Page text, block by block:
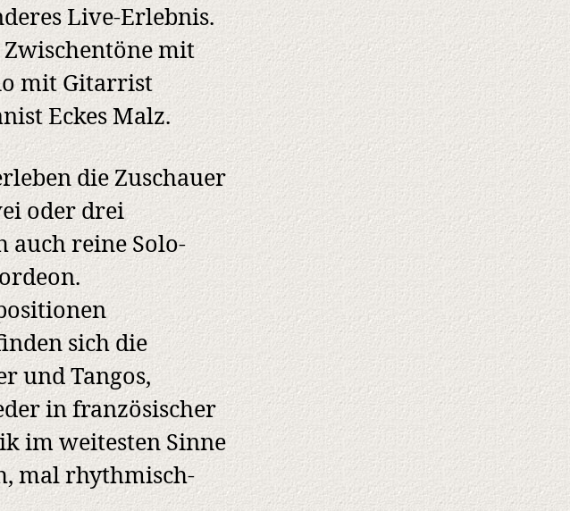
Live-Erlebnis.
mit
mit Gitarrist
Eckes Malz.
die Zuschauer
oder drei
reine Solo-
sich die
und Tangos,
in französischer
im weitesten Sinne
mal rhythmisch-